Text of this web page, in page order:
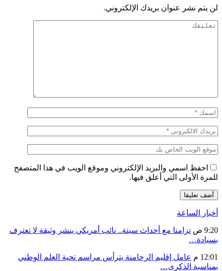
لن يتم نشر عنوان بريدك الإلكتروني.
احفظ اسمي والبريد الإلكتروني وموقع الويب في هذا المتصفح
للمرة الأولى التي أعلق فيها.
أخبار الساعة
9:20 ص
تزامنا مع أحداث سبتة.. نائب أمريكي ينشر وثيقة لا تعترف
بسيادة…
12:01 م
عامل إقليم الرحامنة يترأس مراسم تحية العلم الوطني
بمناسبة الذكرى…